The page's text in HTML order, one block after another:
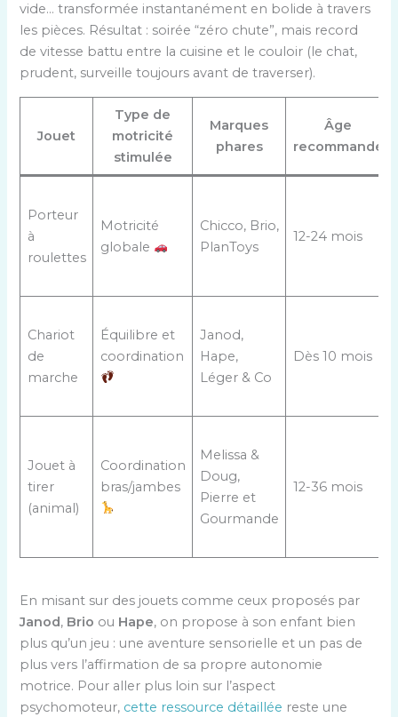
vide… transformée instantanément en bolide à travers
les pièces. Résultat : soirée “zéro chute”, mais record
de vitesse battu entre la cuisine et le couloir (le chat,
prudent, surveille toujours avant de traverser).
Jouet
Type de
motricité
stimulée
Marques
phares
Âge
recommandé
Porteur
à
roulettes
Motricité
globale
Chicco, Brio,
PlanToys
12-24 mois
Chariot
de
marche
Équilibre et
coordination
Janod,
Hape,
Léger & Co
Dès 10 mois
Jouet à
tirer
(animal)
Coordination
bras/jambes
Melissa &
Doug,
Pierre et
Gourmande
12-36 mois
En misant sur des jouets comme ceux proposés par
Janod , Brio ou Hape, on propose à son enfant bien
plus qu’un jeu : une aventure sensorielle et un pas de
plus vers l’affirmation de sa propre autonomie
motrice. Pour aller plus loin sur l’aspect
psychomoteur, cette ressource détaillée reste une